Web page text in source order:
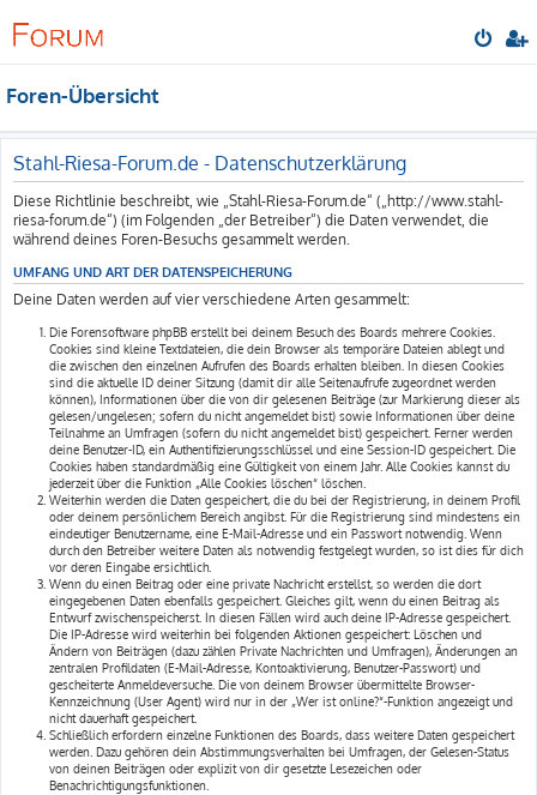
Foren-Übersicht
Stahl-Riesa-Forum.de - Datenschutzerklärung
Diese Richtlinie beschreibt, wie „Stahl-Riesa-Forum.de“ („http://www.stahl-
riesa-forum.de“) (im Folgenden „der Betreiber“) die Daten verwendet, die
während deines Foren-Besuchs gesammelt werden.
UMFANG UND ART DER DATENSPEICHERUNG
Deine Daten werden auf vier verschiedene Arten gesammelt:
Die Forensoftware phpBB erstellt bei deinem Besuch des Boards mehrere Cookies.
Cookies sind kleine Textdateien, die dein Browser als temporäre Dateien ablegt und
die zwischen den einzelnen Aufrufen des Boards erhalten bleiben. In diesen Cookies
sind die aktuelle ID deiner Sitzung (damit dir alle Seitenaufrufe zugeordnet werden
können), Informationen über die von dir gelesenen Beiträge (zur Markierung dieser als
gelesen/ungelesen; sofern du nicht angemeldet bist) sowie Informationen über deine
Teilnahme an Umfragen (sofern du nicht angemeldet bist) gespeichert. Ferner werden
deine Benutzer-ID, ein Authentifizierungsschlüssel und eine Session-ID gespeichert. Die
Cookies haben standardmäßig eine Gültigkeit von einem Jahr. Alle Cookies kannst du
jederzeit über die Funktion „Alle Cookies löschen“ löschen.
Weiterhin werden die Daten gespeichert, die du bei der Registrierung, in deinem Profil
oder deinem persönlichem Bereich angibst. Für die Registrierung sind mindestens ein
eindeutiger Benutzername, eine E-Mail-Adresse und ein Passwort notwendig. Wenn
durch den Betreiber weitere Daten als notwendig festgelegt wurden, so ist dies für dich
vor deren Eingabe ersichtlich.
Wenn du einen Beitrag oder eine private Nachricht erstellst, so werden die dort
eingegebenen Daten ebenfalls gespeichert. Gleiches gilt, wenn du einen Beitrag als
Entwurf zwischenspeicherst. In diesen Fällen wird auch deine IP-Adresse gespeichert.
Die IP-Adresse wird weiterhin bei folgenden Aktionen gespeichert: Löschen und
Ändern von Beiträgen (dazu zählen Private Nachrichten und Umfragen), Änderungen an
zentralen Profildaten (E-Mail-Adresse, Kontoaktivierung, Benutzer-Passwort) und
gescheiterte Anmeldeversuche. Die von deinem Browser übermittelte Browser-
Kennzeichnung (User Agent) wird nur in der „Wer ist online?“-Funktion angezeigt und
nicht dauerhaft gespeichert.
Schließlich erfordern einzelne Funktionen des Boards, dass weitere Daten gespeichert
werden. Dazu gehören dein Abstimmungsverhalten bei Umfragen, der Gelesen-Status
von deinen Beiträgen oder explizit von dir gesetzte Lesezeichen oder
Benachrichtigungsfunktionen.